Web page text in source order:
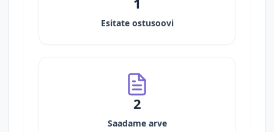
Esitate ostusoovi
2
Saadame arve